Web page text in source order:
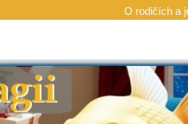
O rodičích a